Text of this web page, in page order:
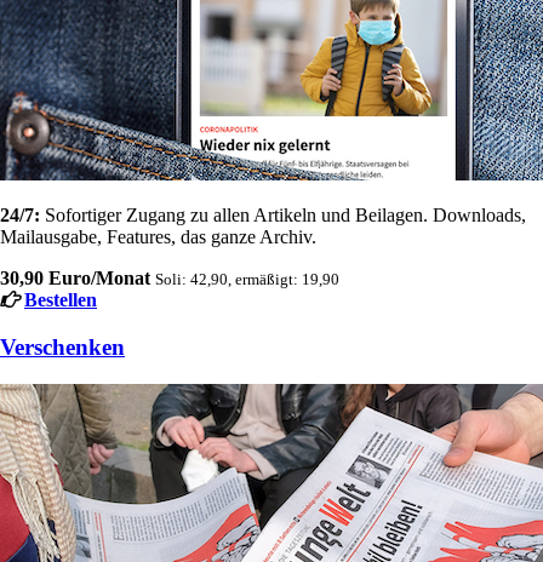
24/7: Sofortiger Zugang zu allen Artikeln und Beilagen. Downloads,
Mailausgabe, Features, das ganze Archiv.
30,90 Euro/Monat Soli: 42,90, ermäßigt: 19,90
Bestellen
Verschenken